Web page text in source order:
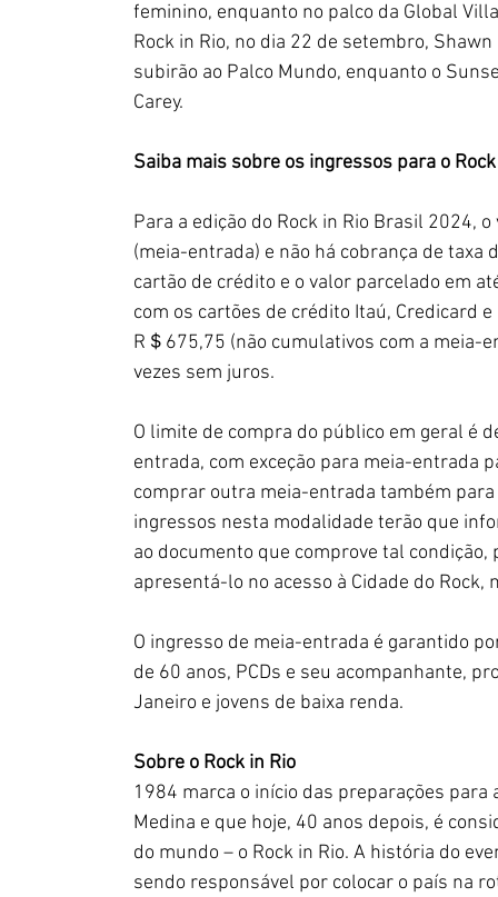
feminino, enquanto no palco da Global
Rock in Rio, no dia 22 de setembro,
subirão ao Palco Mundo, enquanto o
Carey.
Saiba mais sobre os ingressos para o
Para a edição do Rock in Rio Brasil 2024,
(meia-entrada) e não há cobrança de taxa
cartão de crédito e o valor parcelado em
com os cartões de crédito Itaú, Credicard
R＄675,75 (não cumulativos com a meia-
vezes sem juros.
O limite de compra do público em geral é
entrada, com exceção para meia-entrada
comprar outra meia-entrada também
ingressos nesta modalidade terão que
ao documento que comprove tal
apresentá-lo no acesso à Cidade do Rock,
O ingresso de meia-entrada é garantido
de 60 anos, PCDs e seu acompanhante,
Janeiro e jovens de baixa renda.
Sobre o Rock in Rio
1984 marca o início das preparações
Medina e que hoje, 40 anos depois, é
do mundo – o Rock in Rio. A história do
sendo responsável por colocar o país na